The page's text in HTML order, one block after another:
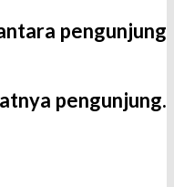
pengunjung
pengunjung.